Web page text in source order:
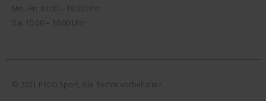
Mo - Fr: 10:00 – 18:00 Uhr
Sa: 10:00 – 14:00 Uhr
© 2021 PECO Sport, Alle Rechte vorbehalten.